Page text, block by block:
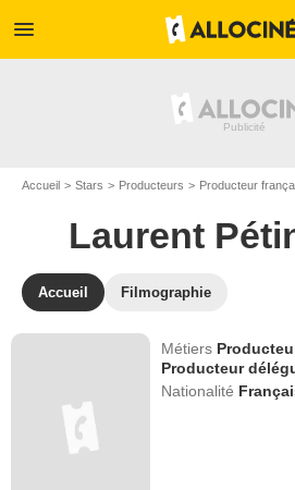
menu
Accueil Stars Producteurs Producteur
Laurent
Accueil Filmographie
Métiers
Producteur
Nationalité